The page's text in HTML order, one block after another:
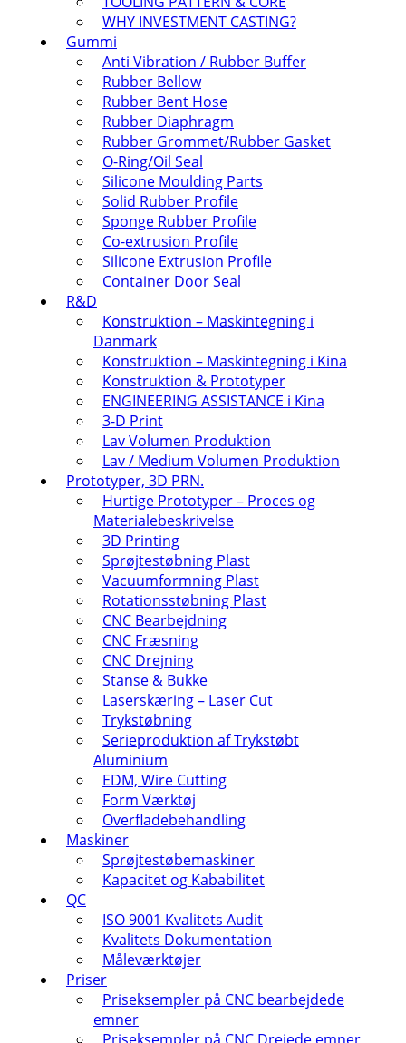
WHY INVESTMENT CASTING?
Gummi
Anti Vibration / Rubber Buffer
Rubber Bellow
Rubber Bent Hose
Rubber Diaphragm
Rubber Grommet/Rubber Gasket
O-Ring/Oil Seal
Silicone Moulding Parts
Solid Rubber Profile
Sponge Rubber Profile
Co-extrusion Profile
Silicone Extrusion Profile
Container Door Seal
R&D
Konstruktion – Maskintegning i
Danmark
Konstruktion – Maskintegning i Kina
Konstruktion & Prototyper
ENGINEERING ASSISTANCE i Kina
3-D Print
Lav Volumen Produktion
Lav / Medium Volumen Produktion
Prototyper, 3D PRN.
Hurtige Prototyper – Proces og
Materialebeskrivelse
3D Printing
Sprøjtestøbning Plast
Vacuumformning Plast
Rotationsstøbning Plast
CNC Bearbejdning
CNC Fræsning
CNC Drejning
Stanse & Bukke
Laserskæring – Laser Cut
Trykstøbning
Serieproduktion af Trykstøbt
Aluminium
EDM, Wire Cutting
Form Værktøj
Overfladebehandling
Maskiner
Sprøjtestøbemaskiner
Kapacitet og Kababilitet
QC
ISO 9001 Kvalitets Audit
Kvalitets Dokumentation
Måleværktøjer
Priser
Priseksempler på CNC bearbejdede
emner